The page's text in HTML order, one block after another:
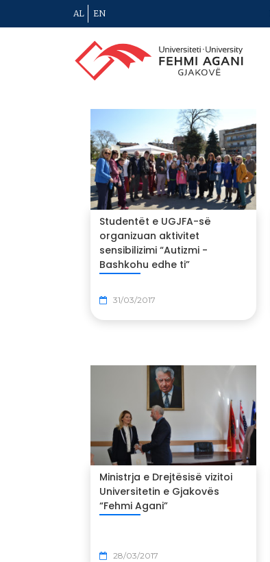
AL EN
Studentët e UGJFA-së
organizuan aktivitet
sensibilizimi “Autizmi -
Bashkohu edhe ti”
31/03/2017
Ministrja e Drejtësisë vizitoi
Universitetin e Gjakovës
“Fehmi Agani”
28/03/2017